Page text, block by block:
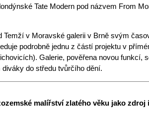
Tate Modern pod názvem From
Temží v Moravské galerii v Brně svým
podrobně jednu z částí projektu v
Galerie, pověřena novou funkcí,
do středu tvůrčího dění.
malířství zlatého věku jako zdroj